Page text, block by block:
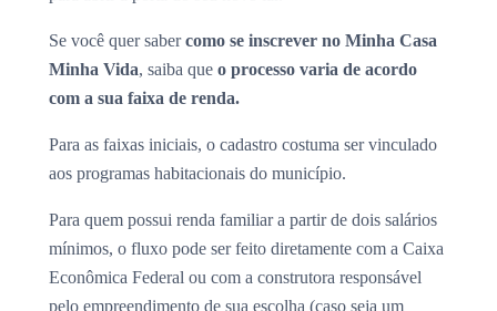
Se você quer sabercomo se inscrever no Minha Casa
Minha Vida, saiba que o processo varia de acordo
com a sua faixa de renda.
Para as faixas iniciais, o cadastro costuma ser vinculado
aos programas habitacionais do município.
Para quem possui renda familiar a partir de dois salários
mínimos, o fluxo pode ser feito diretamente com a Caixa
Econômica Federal ou com a construtora responsável
pelo empreendimento de sua escolha (caso seja um